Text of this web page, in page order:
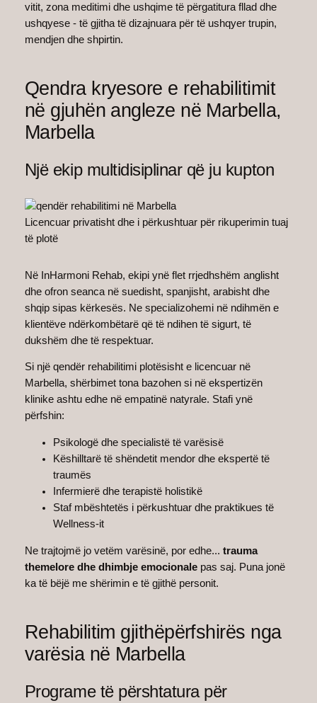
vitit, zona meditimi dhe ushqime të përgatitura fllad dhe
ushqyese - të gjitha të dizajnuara për të ushqyer trupin,
mendjen dhe shpirtin.
Qendra kryesore e rehabilitimit
në gjuhën angleze në Marbella,
Marbella
Një ekip multidisiplinar që ju kupton
Në InHarmoni Rehab, ekipi ynë flet rrjedhshëm anglisht
dhe ofron seanca në suedisht, spanjisht, arabisht dhe
shqip sipas kërkesës. Ne specializohemi në ndihmën e
klientëve ndërkombëtarë që të ndihen të sigurt, të
dukshëm dhe të respektuar.
Si një qendër rehabilitimi plotësisht e licencuar në
Marbella, shërbimet tona bazohen si në ekspertizën
klinike ashtu edhe në empatinë natyrale. Stafi ynë
përfshin:
Psikologë dhe specialistë të varësisë
Këshilltarë të shëndetit mendor dhe ekspertë të
traumës
Infermierë dhe terapistë holistikë
Staf mbështetës i përkushtuar dhe praktikues të
Wellness-it
Ne trajtojmë jo vetëm varësinë, por edhe... trauma
themelore dhe dhimbje emocionalepas saj. Puna jonë
ka të bëjë me shërimin e të gjithë personit.
Licencuar privatisht dhe i përkushtuar për rikuperimin tuaj
të plotë
Rehabilitim gjithëpërfshirës nga
varësia në Marbella
Programe të përshtatura për